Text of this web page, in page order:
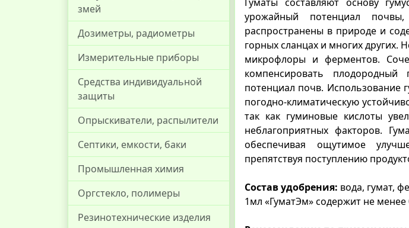
змей
Дозиметры, радиометры
Измерительные приборы
Средства индивидуальной
защиты
Опрыскиватели, распылители
Септики, емкости, баки
Промышленная химия
Оргстекло, полимеры
Резинотехнические изделия
урожайный потенциал
распространены в природе и
горных сланцах и многих других.
микрофлоры и ферментов.
компенсировать
потенциал почв.
погодно-климатическую
так как гуминовые кислоты
неблагоприятных факторов.
обеспечивая ощутимое
препятствуя поступлению
Состав удобрения: вода, гумат,
1мл «ГуматЭм» содержит не менее